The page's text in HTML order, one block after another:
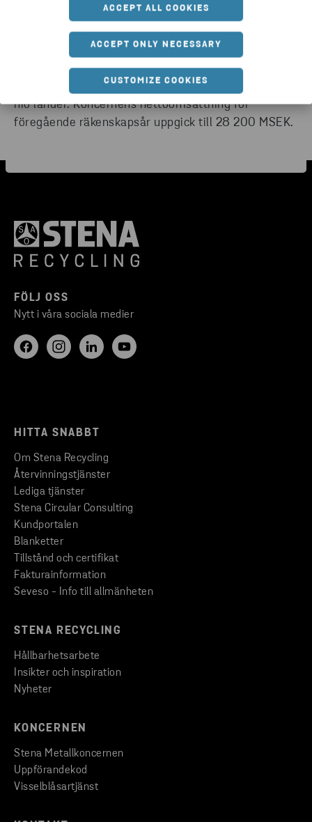
ACCEPT ALL COOKIES
ACCEPT ONLY NECESSARY
CUSTOMIZE COOKIES
metallindustrin runt om i världen.
Stena Metal International AB ingår i den
svenskbaserade Stena Metallkoncernen med sju
affärsområden och verksamhet på över 200 orter i
nio länder. Koncernens nettoomsättning för
föregående räkenskapsår uppgick till 28 200 MSEK.
FÖLJ OSS
Nytt i våra sociala medier
HITTA SNABBT
Om Stena Recycling
Återvinningstjänster
Lediga tjänster
Stena Circular Consulting
Kundportalen
Blanketter
Tillstånd och certifikat
Fakturainformation
Seveso - Info till allmänheten
STENA RECYCLING
Hållbarhetsarbete
Insikter och inspiration
Nyheter
KONCERNEN
Stena Metallkoncernen
Uppförandekod
Visselblåsartjänst